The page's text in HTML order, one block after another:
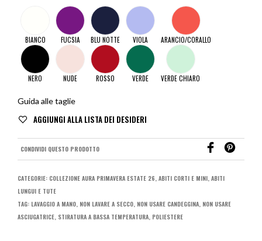
BIANCO FUCSIA BLU NOTTE VIOLA ARANCIO/CORALLO
NERO NUDE ROSSO VERDE VERDE CHIARO
Guida alle taglie
CONDIVIDI QUESTO PRODOTTO
CATEGORIE: COLLEZIONE AURA PRIMAVERA ESTATE 26, ABITI CORTI E MINI, ABITI
LUNGUI E TUTE
TAG: LAVAGGIO A MANO, NON LAVARE A SECCO, NON USARE CANDEGGINA, NON USARE
ASCIUGATRICE, STIRATURA A BASSA TEMPERATURA, POLIESTERE